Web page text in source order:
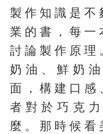
製作知識是
業的書，每
討論製作原
奶油、鮮奶
面，構建口
者對於巧克
麼。那時候